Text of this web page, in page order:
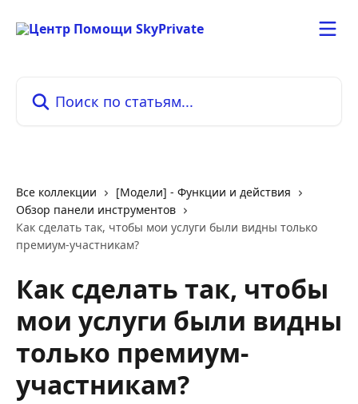
Все коллекции
[Модели] - Функции и действия
Обзор панели инструментов
Как сделать так, чтобы мои услуги были видны только
премиум-участникам?
Как сделать так, чтобы
мои услуги были видны
только премиум-
участникам?